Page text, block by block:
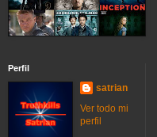
Perfil
satrian
Ver todo mi
perfil